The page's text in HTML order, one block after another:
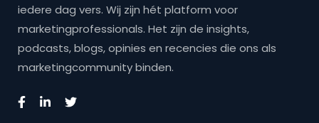
iedere dag vers. Wij zijn hét platform voor
marketingprofessionals. Het zijn de insights,
podcasts, blogs, opinies en recencies die ons als
marketingcommunity binden.